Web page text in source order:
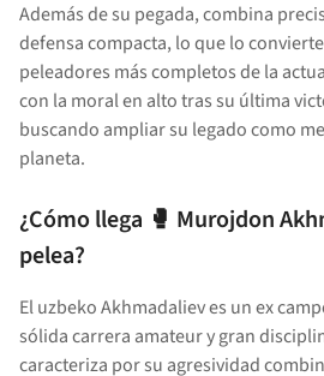
Además de su pegada, combina
defensa compacta, lo que lo
peleadores más completos de la
con la moral en alto tras su última
buscando ampliar su legado como
planeta.
¿Cómo llega 🥊 Murojdon
pelea?
El uzbeko Akhmadaliev es un ex
sólida carrera amateur y gran
caracteriza por su agresividad